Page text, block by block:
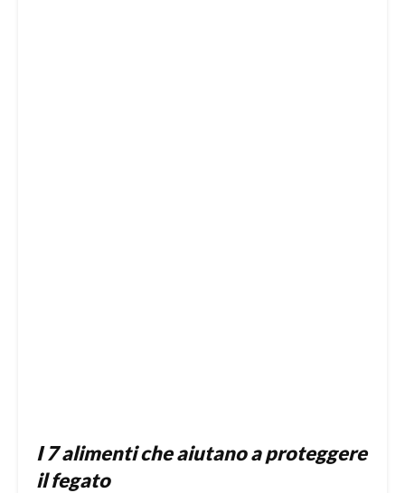
I 7 alimenti che aiutano a proteggere
il fegato